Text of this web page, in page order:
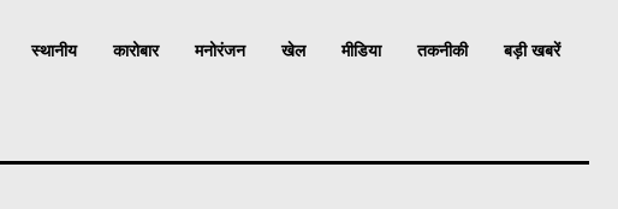
स्थानीय कारोबार मनोरंजन खेल मीडिया तकनीकी बड़ी खबरें